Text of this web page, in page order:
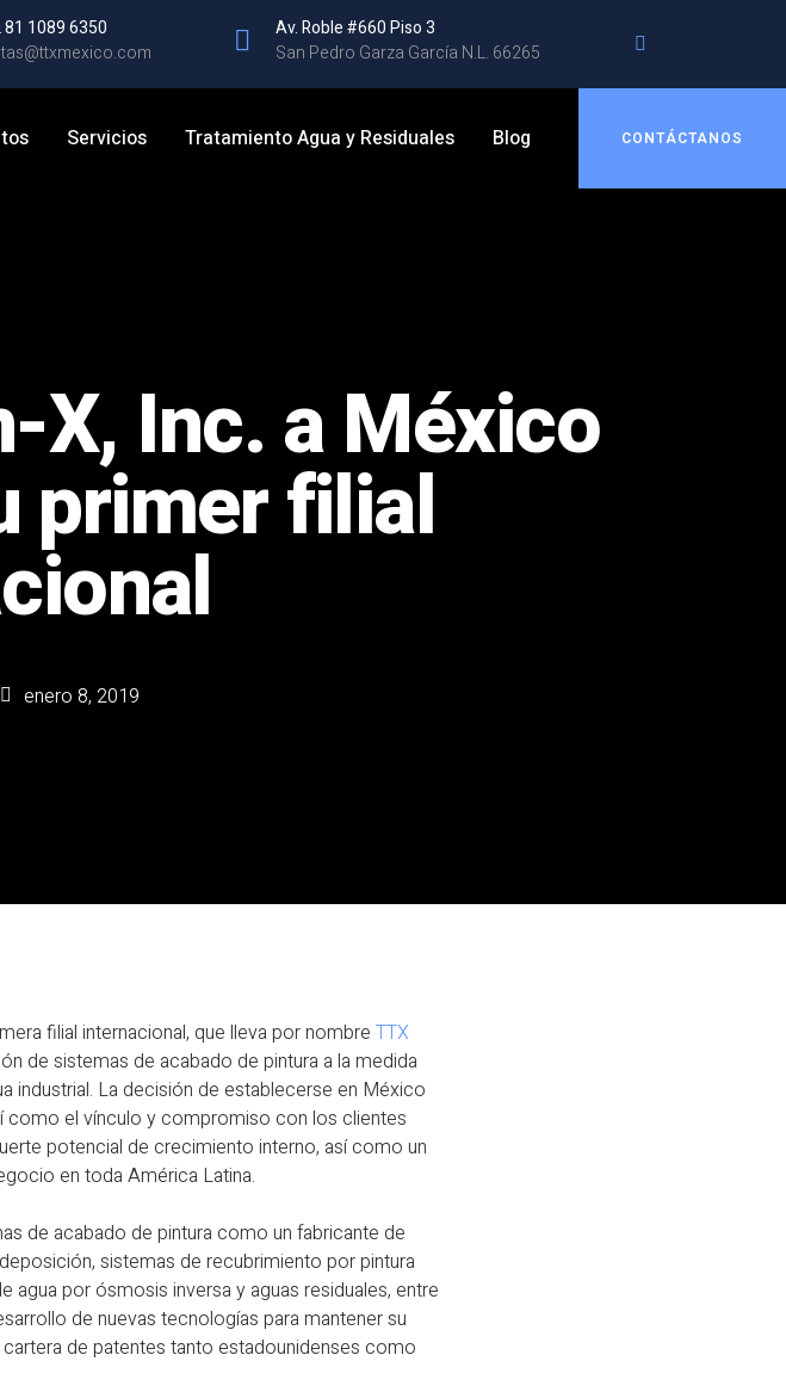
81 1089 6350
Av. Roble #660 Piso 3
San Pedro Garza García N.L. 66265
Servicios Tratamiento Agua y Residuales Blog CONTÁCTANOS
X, Inc. a México
primer filial
enero 8, 2019
filial internacional, que lleva por nombre TTX
de sistemas de acabado de pintura a la medida
industrial. La decisión de establecerse en México
como el vínculo y compromiso con los clientes
potencial de crecimiento interno, así como un
en toda América Latina.
de acabado de pintura como un fabricante de
sistemas de recubrimiento por pintura
por ósmosis inversa y aguas residuales, entre
de nuevas tecnologías para mantener su
de patentes tanto estadounidenses como